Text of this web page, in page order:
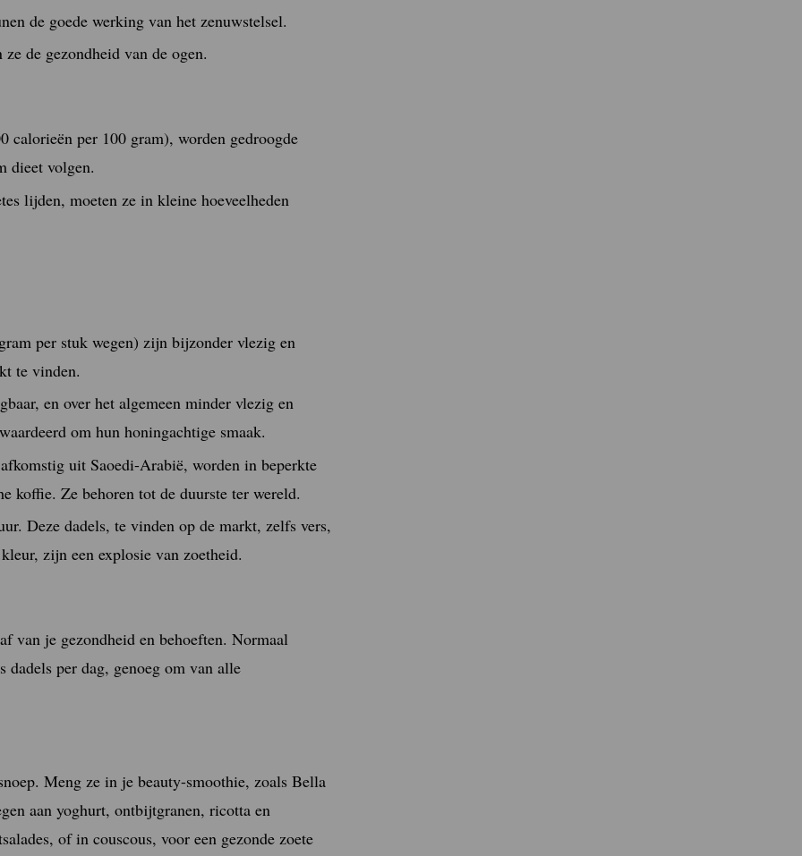
de goede werking van het zenuwstelsel.
de gezondheid van de ogen.
calorieën per 100 gram), worden gedroogde
dieet volgen.
lijden, moeten ze in kleine hoeveelheden
per stuk wegen) zijn bijzonder vlezig en
te vinden.
en over het algemeen minder vlezig en
om hun honingachtige smaak.
uit Saoedi-Arabië, worden in beperkte
koffie. Ze behoren tot de duurste ter wereld.
Deze dadels, te vinden op de markt, zelfs vers,
zijn een explosie van zoetheid.
van je gezondheid en behoeften. Normaal
dadels per dag, genoeg om van alle
Meng ze in je beauty-smoothie, zoals Bella
aan yoghurt, ontbijtgranen, ricotta en
of in couscous, voor een gezonde zoete